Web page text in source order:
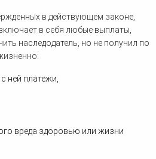
в действующем законе,
в себя любые выплаты,
наследодатель, но не получил по
ней платежи,
вреда здоровью или жизни